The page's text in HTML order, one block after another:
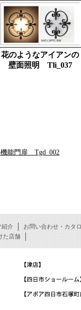
花のようなアイアンの
壁面照明 Tli_037
機能門扉 Tgd_002
紹介
お問い合わせ・カタ
た店舗